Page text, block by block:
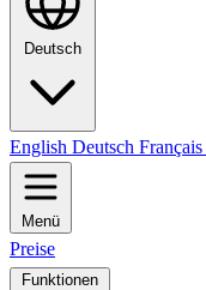
Deutsch
English Deutsch Français
Menü
Preise
Funktionen